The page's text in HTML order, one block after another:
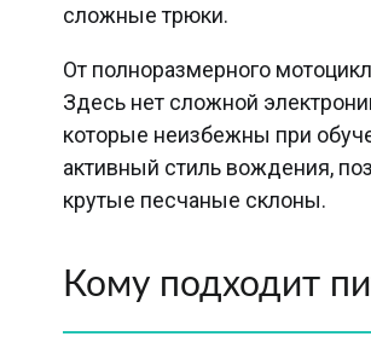
сложные трюки.
От полноразмерного
Здесь нет сложной
которые неизбежны при
активный стиль вождения,
крутые песчаные склоны.
Кому подходит